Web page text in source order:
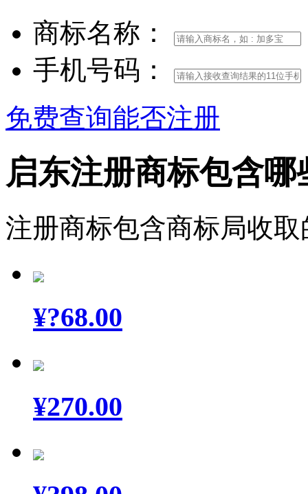
商标名称：
手机号码：
免费查询能否注册
启东注册商标包含哪
注册商标包含商标局收
¥?68.00
¥270.00